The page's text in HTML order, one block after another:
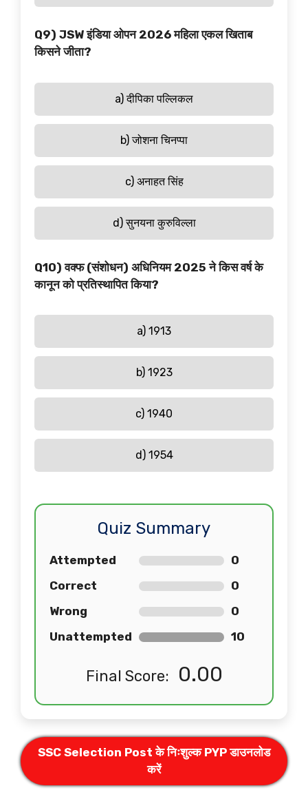
Q9) JSW इंडिया ओपन 2026 महिला एकल खिताब
किसने जीता?
a) दीपिका पल्लिकल
b) जोशना चिनप्पा
c) अनाहत सिंह
d) सुनयना कुरुविल्ला
Q10) वक्फ (संशोधन) अधिनियम 2025 ने किस वर्ष के
कानून को प्रतिस्थापित किया?
a) 1913
b) 1923
c) 1940
d) 1954
Quiz Summary
Attempted
0
Correct
0
Wrong
0
Unattempted
10
Final Score: 0.00
SSC Selection Post केनिःशुल्क PYP डाउनलोड
करें